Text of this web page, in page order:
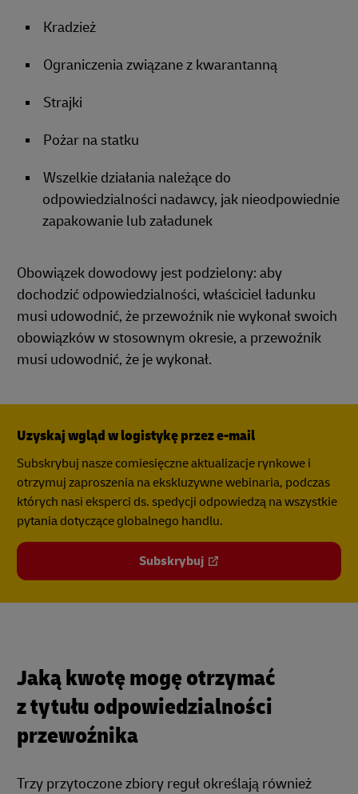
Kradzież
Ograniczenia związane z kwarantanną
Strajki
Pożar na statku
Wszelkie działania należące do
odpowiedzialności nadawcy, jak nieodpowiednie
zapakowanie lub załadunek
Obowiązek dowodowy jest podzielony: aby
dochodzić odpowiedzialności, właściciel ładunku
musi udowodnić, że przewoźnik nie wykonał swoich
obowiązków w stosownym okresie, a przewoźnik
musi udowodnić, że je wykonał.
Uzyskaj wgląd w logistykę przez e-mail
Subskrybuj nasze comiesięczne aktualizacje rynkowe i
otrzymuj zaproszenia na ekskluzywne webinaria, podczas
których nasi eksperci ds. spedycji odpowiedzą na wszystkie
pytania dotyczące globalnego handlu.
Subskrybuj
Jaką kwotę mogę otrzymać
z tytułu odpowiedzialności
przewoźnika
Trzy przytoczone zbiory reguł określają również